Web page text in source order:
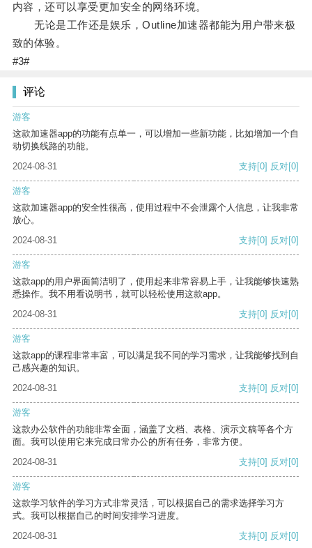
内容，还可以享受更加安全的网络环境。
无论是工作还是娱乐，Outline加速器都能为用户带来极
致的体验。
#3#
评论
游客
这款加速器app的功能有点单一，可以增加一些新功能，比如增加一个自
动切换线路的功能。
2024-08-31
支持[0] 反对[0]
游客
这款加速器app的安全性很高，使用过程中不会泄露个人信息，让我非常
放心。
2024-08-31
支持[0] 反对[0]
游客
这款app的用户界面简洁明了，使用起来非常容易上手，让我能够快速熟
悉操作。我不用看说明书，就可以轻松使用这款app。
2024-08-31
支持[0] 反对[0]
游客
这款app的课程非常丰富，可以满足我不同的学习需求，让我能够找到自
己感兴趣的知识。
2024-08-31
支持[0] 反对[0]
游客
这款办公软件的功能非常全面，涵盖了文档、表格、演示文稿等各个方
面。我可以使用它来完成日常办公的所有任务，非常方便。
2024-08-31
支持[0] 反对[0]
游客
这款学习软件的学习方式非常灵活，可以根据自己的需求选择学习方
式。我可以根据自己的时间安排学习进度。
2024-08-31
支持[0] 反对[0]